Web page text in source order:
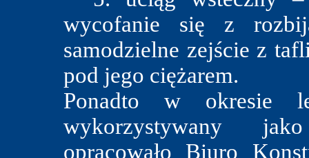
wycofanie się z
samodzielne zejście z
pod jego ciężarem.
Ponadto w okresie
wykorzystywany
opracowało Biuro